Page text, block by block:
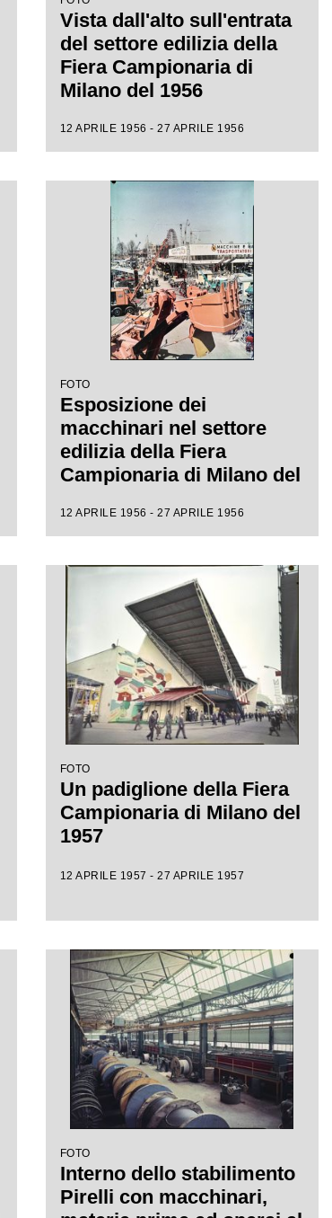
Vista dall'alto sull'entrata
del settore edilizia della
Fiera Campionaria di
Milano del 1956
12 APRILE 1956 - 27 APRILE 1956
FOTO
Esposizione dei
macchinari nel settore
edilizia della Fiera
Campionaria di Milano del
12 APRILE 1956 - 27 APRILE 1956
FOTO
Un padiglione della Fiera
Campionaria di Milano del
1957
12 APRILE 1957 - 27 APRILE 1957
FOTO
Interno dello stabilimento
Pirelli con macchinari,